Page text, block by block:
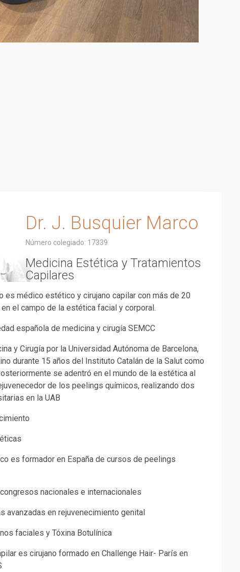
Dr. J. Busquier Marco
Número colegiado: 17339
Medicina Estética y Tratamientos
Capilares
es médico estético y cirujano capilar con más de 20
el campo de la estética facial y corporal.
española de medicina y cirugía SEMCC
y Cirugía por la Universidad Autónoma de Barcelona,
durante 15 años del Instituto Catalán de la Salut como
se adentró en el mundo de la estética al
de los peelings químicos, realizando dos
en la UAB
es formador en España de cursos de peelings
nacionales e internacionales
avanzadas en rejuvenecimiento genital
faciales y Tóxina Botulínica
es cirujano formado en Challenge Hair- París en